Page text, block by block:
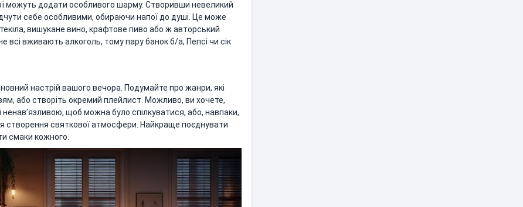
можуть додати особливого шарму. Створивши невеликий
себе особливими, обираючи напої до душі. Це може
вишукане вино, крафтове пиво або ж авторський
всі вживають алкоголь, тому пару банок б/а, Пепсі чи сік
настрій вашого вечора. Подумайте про жанри, які
або створіть окремий плейлист. Можливо, ви хочете,
ненав’язливою, щоб можна було спілкуватися, або, навпаки,
створення святкової атмосфери. Найкраще поєднувати
смаки кожного.